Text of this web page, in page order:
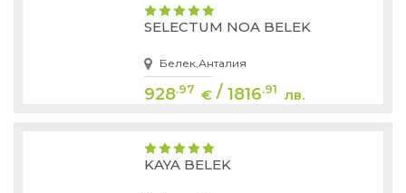
SELECTUM NOA BELEK
Белек,Анталия
928.97 € /1816.91 лв.
KAYA BELEK